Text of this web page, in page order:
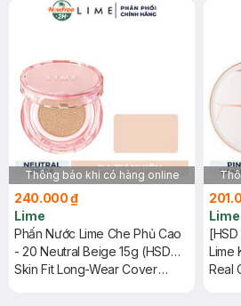
Thông báo khi có hàng online
240.000 ₫
Lime
Phấn Nước Lime Che Phủ Cao
- 20 Neutral Beige 15g (HSD
12/2025)
Skin Fit Long-Wear Cover
Lime
Lime
Real